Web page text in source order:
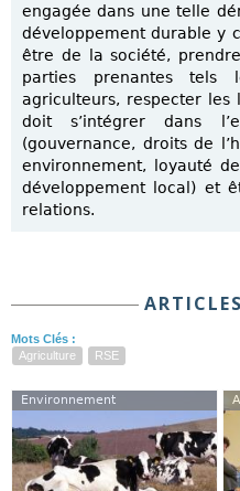
engagée dans une telle
développement durable y
être de la société,
parties prenantes tels
agriculteurs, respecter les
doit s’intégrer dans
(gouvernance, droits de
environnement, loyauté
développement local) et
relations.
Mots Clés :
Agriculture
RSE
Environnement